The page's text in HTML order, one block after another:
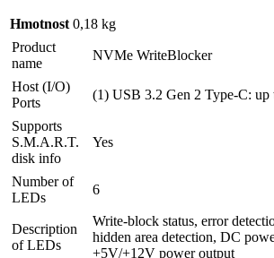
Hmotnost 0,18 kg
Product
name
NVMe WriteBlocker
Host (I/O)
Ports
(1) USB 3.2 Gen 2 Type-C: up
Supports
S.M.A.R.T.
disk info
Yes
Number of
LEDs
6
Description
of LEDs
Write-block status, error
hidden area detection, DC
+5V/+12V power output